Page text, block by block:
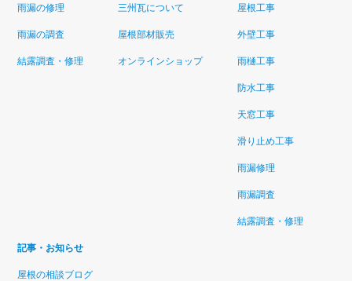
雨漏の修理
雨漏の調査
結露調査・修理
三州瓦について
屋根部材販売
オンラインショップ
屋根工事
外壁工事
雨樋工事
防水工事
天窓工事
滑り止め工事
雨漏修理
雨漏調査
結露調査・修理
記事・お知らせ
屋根の相談ブログ